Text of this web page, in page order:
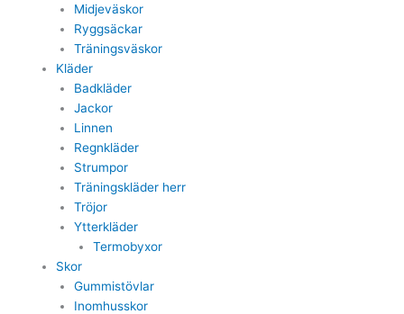
Midjeväskor
Ryggsäckar
Träningsväskor
Kläder
Badkläder
Jackor
Linnen
Regnkläder
Strumpor
Träningskläder herr
Tröjor
Ytterkläder
Termobyxor
Skor
Gummistövlar
Inomhusskor